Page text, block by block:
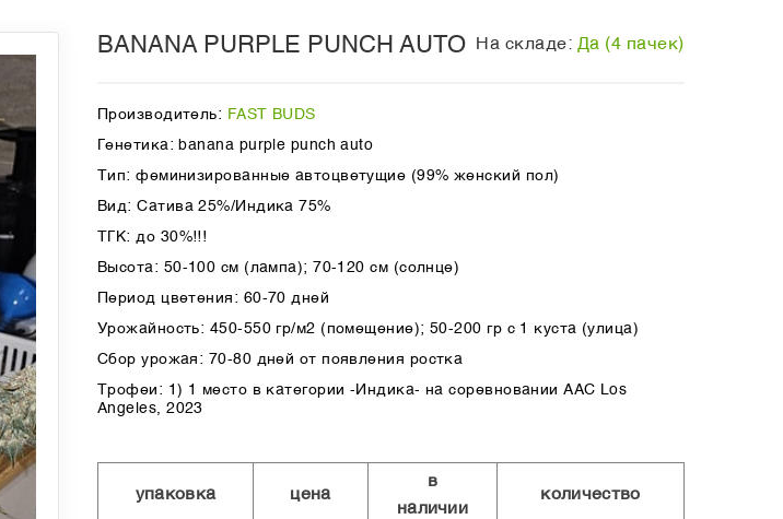
BANANA PURPLE PUNCH AUTO На складе: Да (4 пачек)
Производитель: FAST BUDS
Генетика: banana purple punch auto
Тип: феминизированные автоцветущие (99% женский пол)
Вид: Сатива 25%/Индика 75%
ТГК: до 30%!!!
Высота: 50-100 см (лампа); 70-120 см (солнце)
Период цветения: 60-70 дней
Урожайность: 450-550 гр/м2 (помещение); 50-200 гр с 1 куста (улица)
Сбор урожая: 70-80 дней от появления ростка
Трофеи: 1) 1 место в категории -Индика- на соревновании AAC Los
Angeles, 2023
упаковка цена
в
наличии
количество